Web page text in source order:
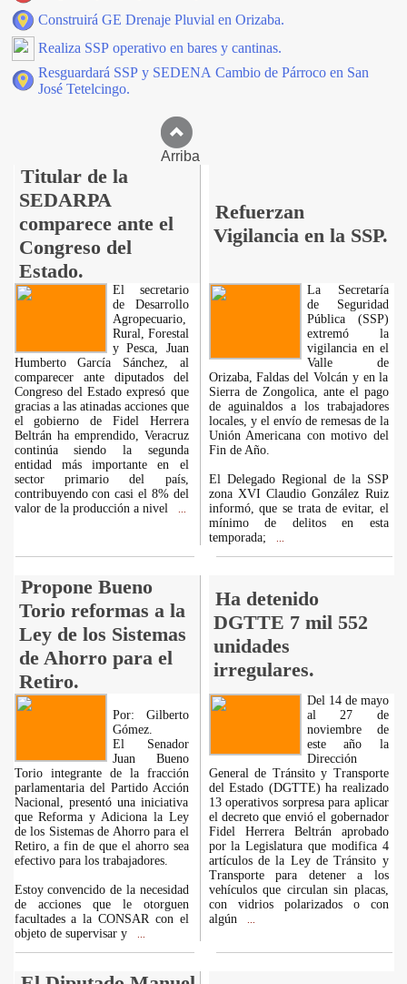
Construirá GE Drenaje Pluvial en Orizaba.
Realiza SSP operativo en bares y cantinas.
Resguardará SSP y SEDENA Cambio de Párroco en San
José Tetelcingo.
Arriba
Titular de la
SEDARPA
comparece ante el
Congreso del
Estado.
Refuerzan
Vigilancia en la SSP.
El secretario
de Desarrollo
Agropecuario,
Rural, Forestal
y Pesca, Juan
Humberto García Sánchez, al
comparecer ante diputados del
Congreso del Estado expresó que
gracias a las atinadas acciones que
el gobierno de Fidel Herrera
Beltrán ha emprendido, Veracruz
continúa siendo la segunda
entidad más importante en el
sector primario del país,
contribuyendo con casi el 8% del
valor de la producción a nivel
La Secretaría
de Seguridad
Pública (SSP)
extremó la
vigilancia en el
Valle de
Orizaba, Faldas del Volcán y en la
Sierra de Zongolica, ante el pago
de aguinaldos a los trabajadores
locales, y el envío de remesas de la
Unión Americana con motivo del
Fin de Año.
El Delegado Regional de la SSP
zona XVI Claudio González Ruiz
informó, que se trata de evitar, el
mínimo de delitos en esta
temporada;
Propone Bueno
Torio reformas a la
Ley de los Sistemas
de Ahorro para el
Retiro.
Ha detenido
DGTTE 7 mil 552
unidades
irregulares.
Por: Gilberto
Gómez.
El Senador
Juan Bueno
Torio integrante de la fracción
parlamentaria del Partido Acción
Nacional, presentó una iniciativa
que Reforma y Adiciona la Ley
de los Sistemas de Ahorro para el
Retiro, a fin de que el ahorro sea
efectivo para los trabajadores.
Estoy convencido de la necesidad
de acciones que le otorguen
facultades a la CONSAR con el
objeto de supervisar y
Del 14 de mayo
al 27 de
noviembre de
este año la
Dirección
General de Tránsito y Transporte
del Estado (DGTTE) ha realizado
13 operativos sorpresa para aplicar
el decreto que envió el gobernador
Fidel Herrera Beltrán aprobado
por la Legislatura que modifica 4
artículos de la Ley de Tránsito y
Transporte para detener a los
vehículos que circulan sin placas,
con vidrios polarizados o con
algún